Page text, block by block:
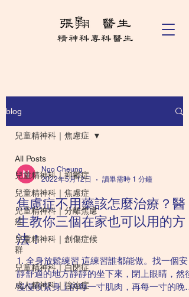
blog
All Posts
兒童精神科｜抑鬱症
兒童精神科｜焦慮症
兒童精神科｜分離焦慮
症
兒童精神科｜創傷症候
群
兒童精神科｜自閉症
成人精神科｜強迫症
兒童精神科｜焦慮症
Ngo Cheung
2022年5月12日
讀畢需時 1 分鐘
焦慮症不用藥該怎麼治療？醫
生教你三個在家也可以用的方
法！
1. 全身放鬆練習 這練習誰都能做。找一個安
靜舒適的地方靜靜的坐下來，閉上眼睛，然後
慢慢收緊身上的每一寸肌肉，再每一寸的晚晚